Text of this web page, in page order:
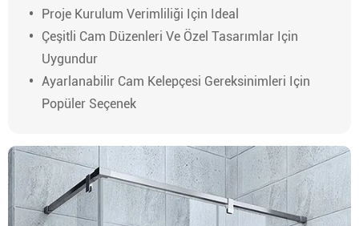
Proje Kurulum Verimliliği Için Ideal
Çeşitli Cam Düzenleri Ve Özel Tasarımlar Için
Uygundur
Ayarlanabilir Cam Kelepçesi Gereksinimleri Için
Popüler Seçenek